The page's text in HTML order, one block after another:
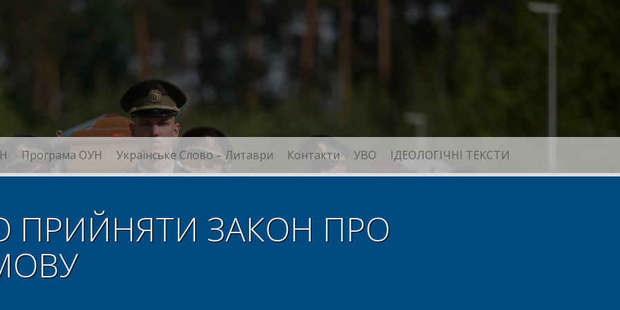
Програма ОУН Українське Слово – Литаври Контакти УВО ІДЕОЛОГІЧНІ ТЕКСТИ
ПРИЙНЯТИ ЗАКОН ПРО